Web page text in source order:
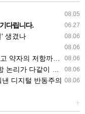
08.05
06.27
다립니다.
08.06
생겼나
08.06
08.06
까지도 훔쳐간 자들
08.06
같이 망할 트롤..
08.06
디지털 반동주의
+